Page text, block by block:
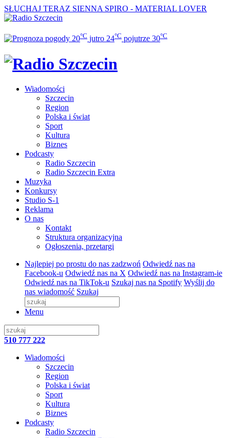
SŁUCHAJ TERAZ SIENNA SPIRO - MATERIAL LOVER
20°C jutro 24°C pojutrze 30°C
Wiadomości
Szczecin
Region
Polska i świat
Sport
Kultura
Biznes
Podcasty
Radio Szczecin
Radio Szczecin Extra
Muzyka
Konkursy
Studio S-1
Reklama
O nas
Kontakt
Struktura organizacyjna
Ogłoszenia, przetargi
Najlepiej po prostu do nas zadzwoń Odwiedź nas na
Facebook-u Odwiedź nas na X Odwiedź nas na Instagram-ie
Odwiedź nas na TikTok-u Szukaj nas na Spotify Wyślij do
nas wiadomość Szukaj
Menu
510 777 222
Wiadomości
Szczecin
Region
Polska i świat
Sport
Kultura
Biznes
Podcasty
Radio Szczecin